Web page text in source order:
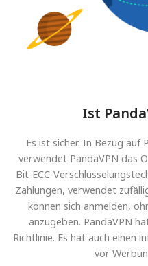
Ist
Es ist sicher. In Bezug
verwendet PandaVPN das
Bit-ECC-
Zahlungen, verwendet
können sich anmelden,
anzugeben. PandaVPN
Richtlinie. Es hat auch einen
vor